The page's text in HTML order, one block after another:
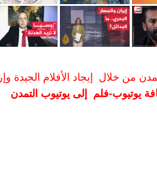
من خلال إيجاد الأفلام الجيدة
يوتيوب-فلم إلى يوتيوب التمدن